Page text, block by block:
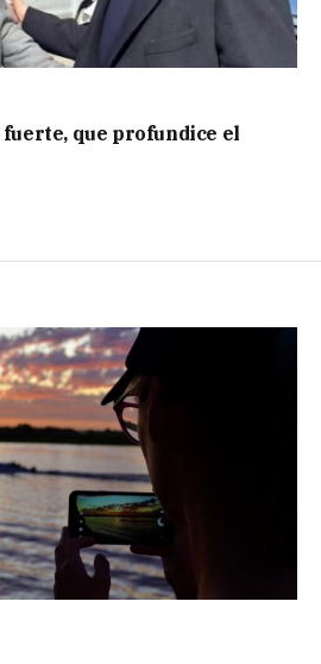
fuerte, que profundice el